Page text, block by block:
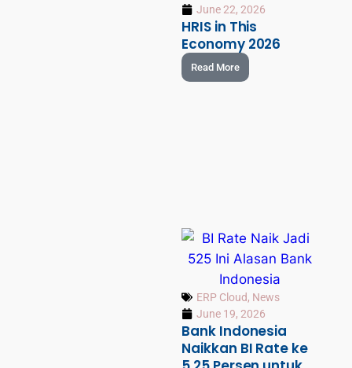
June 22, 2026
HRIS in This
Economy 2026
Read More
ERP Cloud, News
June 19, 2026
Bank Indonesia
Naikkan BI Rate ke